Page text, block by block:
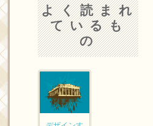
よく読まれ
ているも
の